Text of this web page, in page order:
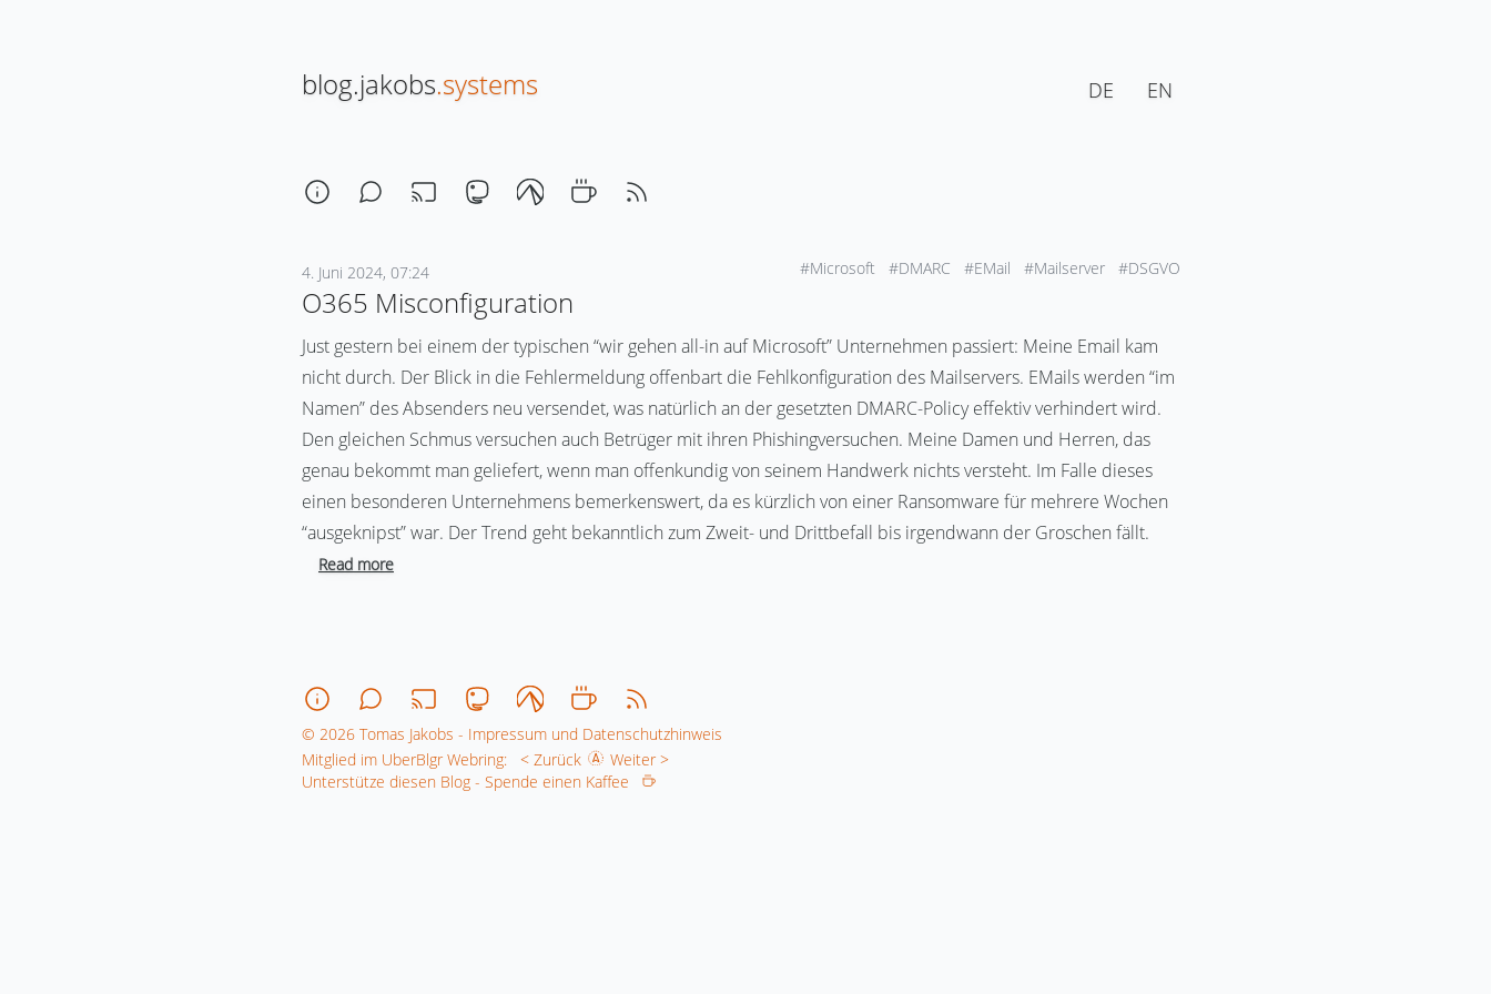
blog.jakobs.systems DE EN
#Microsoft #DMARC #EMail #Mailserver #DSGVO
4. Juni 2024, 07:24
O365 Misconfiguration
Just gestern bei einem der typischen “wir gehen all-in auf Microsoft” Unternehmen passiert: Meine Email kam
nicht durch. Der Blick in die Fehlermeldung offenbart die Fehlkonfiguration des Mailservers. EMails werden “im
Namen” des Absenders neu versendet, was natürlich an der gesetzten DMARC-Policy effektiv verhindert wird.
Den gleichen Schmus versuchen auch Betrüger mit ihren Phishingversuchen. Meine Damen und Herren, das
genau bekommt man geliefert, wenn man offenkundig von seinem Handwerk nichts versteht. Im Falle dieses
einen besonderen Unternehmens bemerkenswert, da es kürzlich von einer Ransomware für mehrere Wochen
“ausgeknipst” war. Der Trend geht bekanntlich zum Zweit- und Drittbefall bis irgendwann der Groschen fällt.
Read more
© 2026 Tomas Jakobs - Impressum und Datenschutzhinweis
Mitglied im UberBlgr Webring:
< Zurück
Weiter >
Unterstütze diesen Blog - Spende einen Kaffee